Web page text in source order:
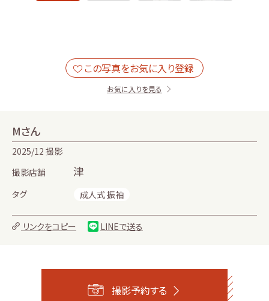
お気に入りを見る
Mさん
2025/12 撮影
撮影店舗
津
タグ 成人式 振袖
リンクをコピー LINEで送る
撮影予約する